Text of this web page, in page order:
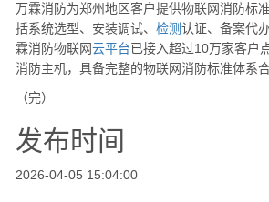
万霖消防为郑州地区客户提供物联网消防标
括系统选型、安装调试、 检测认证、备案代
霖消防物联网云平台已接入超过10万家客户
消防主机，具备完整的物联网消防标准体系
（完）
发布时间
2026-04-05 15:04:00